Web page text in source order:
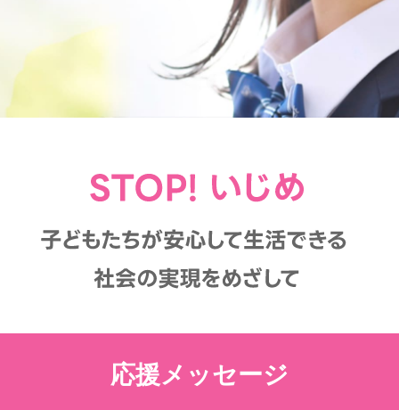
応援メッセージ